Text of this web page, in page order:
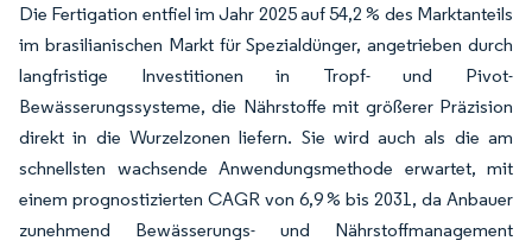
Die Fertigation entfiel im Jahr 2025 auf 54,2 % des Marktanteils
im brasilianischen Markt für Spezialdünger, angetrieben durch
langfristige Investitionen in Tropf- und Pivot-
Bewässerungssysteme, die Nährstoffe mit größerer Präzision
direkt in die Wurzelzonen liefern. Sie wird auch als die am
schnellsten wachsende Anwendungsmethode erwartet, mit
einem prognostizierten CAGR von 6,9 % bis 2031, da Anbauer
zunehmend Bewässerungs- und Nährstoffmanagement